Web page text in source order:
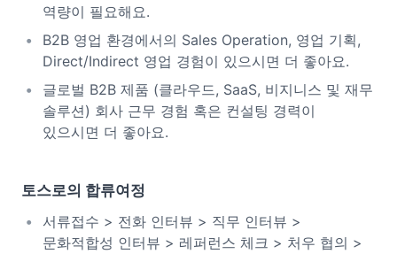
역량이 필요해요.
B2B 영업 환경에서의 Sales Operation, 영업 기획,
Direct/Indirect 영업 경험이 있으시면 더 좋아요.
글로벌 B2B 제품 (클라우드, SaaS, 비지니스 및 재무
솔루션) 회사 근무 경험 혹은 컨설팅 경력이
있으시면 더 좋아요.
토스로의 합류여정
서류접수 > 전화 인터뷰 > 직무 인터뷰 >
문화적합성 인터뷰 > 레퍼런스 체크 > 처우 협의 >